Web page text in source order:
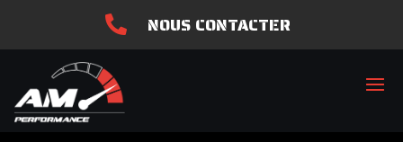
 NOUS CONTACTER